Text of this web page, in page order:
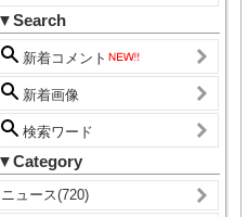
▼Search
新着コメント
新着画像
検索ワード
▼Category
ニュース(720)